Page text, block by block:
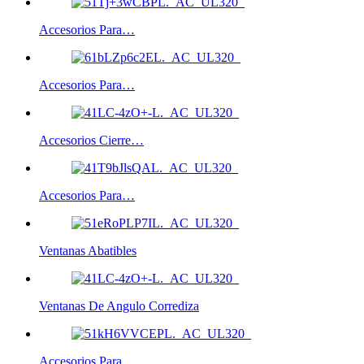
Accesorios Para…
Accesorios Para…
Accesorios Cierre…
Accesorios Para…
Ventanas Abatibles
Ventanas De Angulo Corrediza
Accesorios Para…